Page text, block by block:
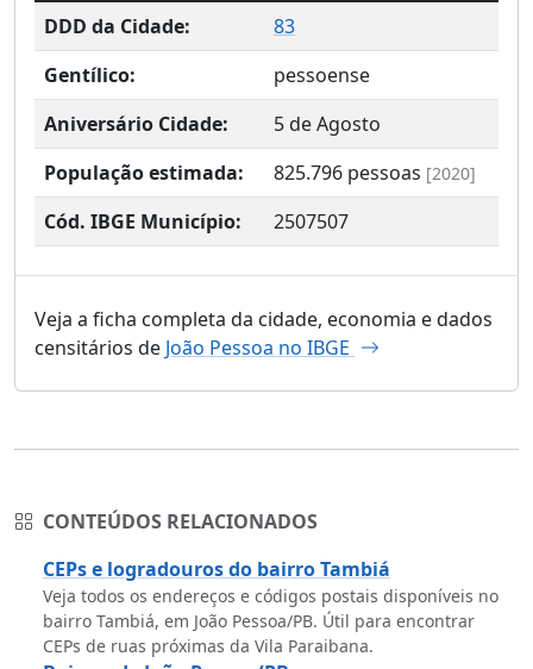
DDD da Cidade:
83
Gentílico:
pessoense
Aniversário Cidade:
5 de Agosto
População estimada:
825.796 pessoas [2020]
Cód. IBGE Município: 2507507
Veja a ficha completa da cidade, economia e dados
censitários de João Pessoa no IBGE
CONTEÚDOS RELACIONADOS
CEPs e logradouros do bairro Tambiá
Veja todos os endereços e códigos postais disponíveis no
bairro Tambiá, em João Pessoa/PB. Útil para encontrar
CEPs de ruas próximas da Vila Paraibana.